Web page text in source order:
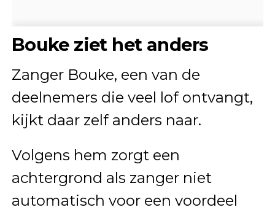
Bouke ziet het anders
Zanger Bouke, een van de
deelnemers die veel lof ontvangt,
kijkt daar zelf anders naar.
Volgens hem zorgt een
achtergrond als zanger niet
automatisch voor een voordeel